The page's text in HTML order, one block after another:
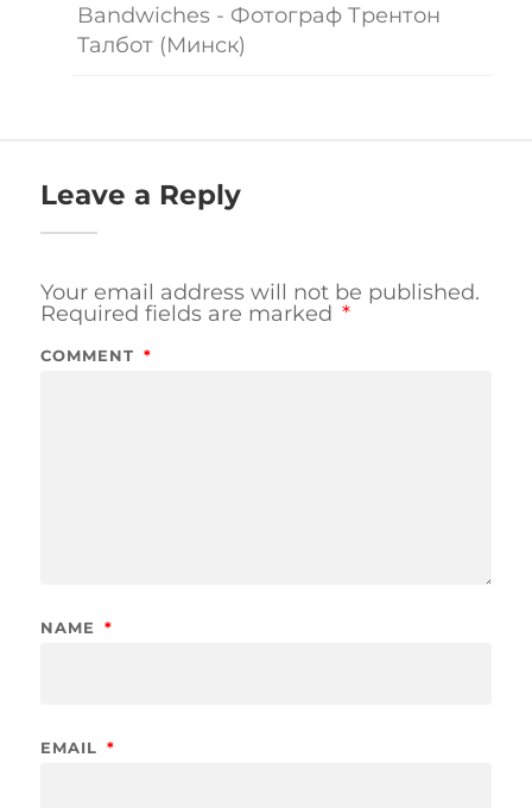
Bandwiches - Фотограф Трентон
Талбот (Минск)
Leave a Reply
Your email address will not be published.
Required fields are marked *
COMMENT *
NAME *
EMAIL *